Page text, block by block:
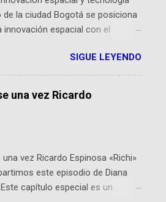
la ciudad Bogotá se posiciona
espacial con el
convierte tecnologías de la
en soluciones prácticas para
organizado por el
Idartes y la Universidad de los
como el presidente de Airbus
sector aeroespacial para inspirar
ActInSpace es una
que opera en más de 60
tienen 24 horas para
SIGUE LEYENDO
una vez Ricardo
una vez Ricardo Espinosa «Richi»
este episodio de Diana
capítulo especial es un